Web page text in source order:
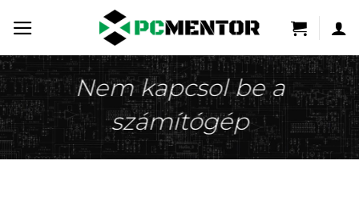
content
Nem kapcsol be a
számítógép